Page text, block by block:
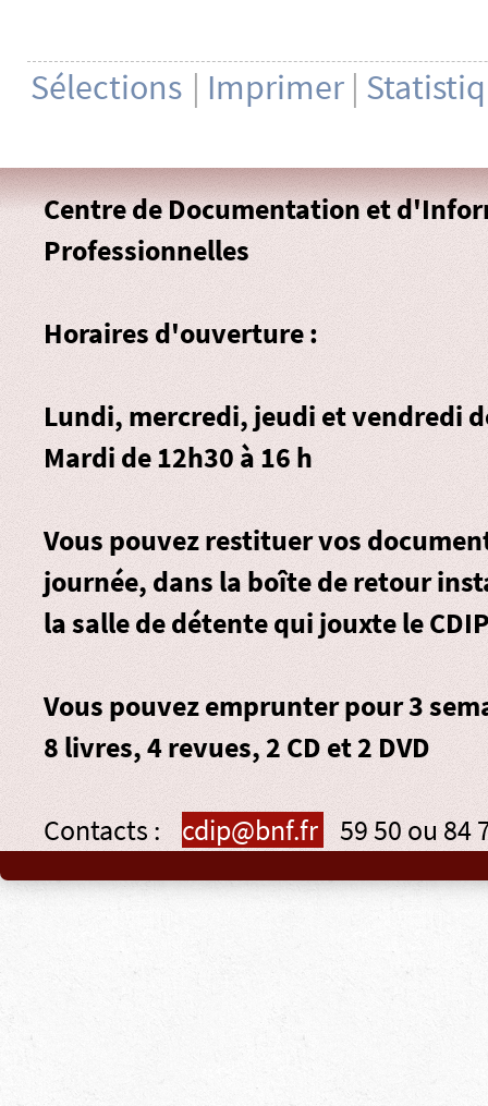
Sélections | Imprimer |
Centre de Documentation et
Professionnelles
Horaires d'ouverture :
Lundi, mercredi, jeudi et vendredi
Mardi de 12h30 à 16 h
Vous pouvez restituer vos
journée, dans la boîte de retour
la salle de détente qui jouxte le
Vous pouvez emprunter pour 3
8 livres, 4 revues, 2 CD et 2 DVD
Contacts : cdip@bnf.fr 59 50 ou 84